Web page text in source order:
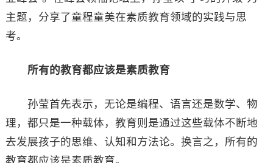
主题，分享了童程童美在素质教育领域的实践与思
考。
所有的教育都应该是素质教育
孙莹首先表示，无论是编程、语言还是数学、物
理，都只是一种载体，教育则是通过这些载体不断地
去发展孩子的思维、认知和方法论。换言之，所有的
教育都应该是素质教育。